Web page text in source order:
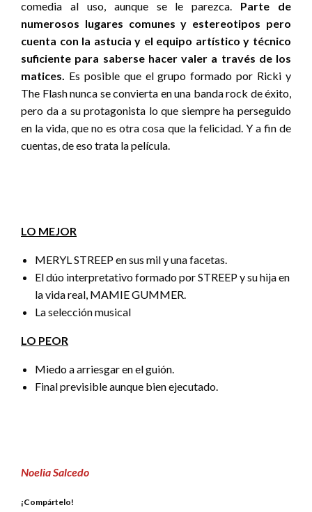
comedia al uso, aunque se le parezca. Parte de
numerosos lugares comunes y estereotipos pero
cuenta con la astucia y el equipo artístico y técnico
suficiente para saberse hacer valer a través de los
matices. Es posible que el grupo formado por Ricki y
The Flash nunca se convierta en una banda rock de éxito,
pero da a su protagonista lo que siempre ha perseguido
en la vida, que no es otra cosa que la felicidad. Y a fin de
cuentas, de eso trata la película.
LO MEJOR
MERYL STREEP en sus mil y una facetas.
El dúo interpretativo formado por STREEP y su hija en
la vida real, MAMIE GUMMER.
La selección musical
LO PEOR
Miedo a arriesgar en el guión.
Final previsible aunque bien ejecutado.
Noelia Salcedo
¡Compártelo!